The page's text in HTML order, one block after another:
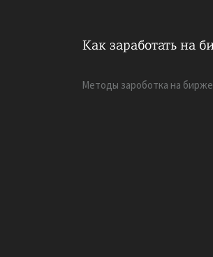
Методы зароботка на бирже